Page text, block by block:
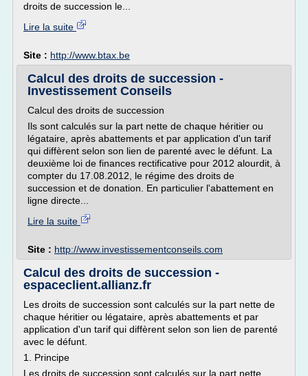
droits de succession le...
Lire la suite
Site : http://www.btax.be
Calcul des droits de succession -
Investissement Conseils
Calcul des droits de succession
Ils sont calculés sur la part nette de chaque héritier ou
légataire, après abattements et par application d'un tarif
qui diffèrent selon son lien de parenté avec le défunt. La
deuxième loi de finances rectificative pour 2012 alourdit, à
compter du 17.08.2012, le régime des droits de
succession et de donation. En particulier l'abattement en
ligne directe...
Lire la suite
Site : http://www.investissementconseils.com
Calcul des droits de succession -
espaceclient.allianz.fr
Les droits de succession sont calculés sur la part nette de
chaque héritier ou légataire, après abattements et par
application d'un tarif qui diffèrent selon son lien de parenté
avec le défunt.
1. Principe
Les droits de succession sont calculés sur la part nette